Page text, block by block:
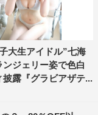
大生アイドル”七海
ンジェリー姿で色白
披露『グラビアザテ...